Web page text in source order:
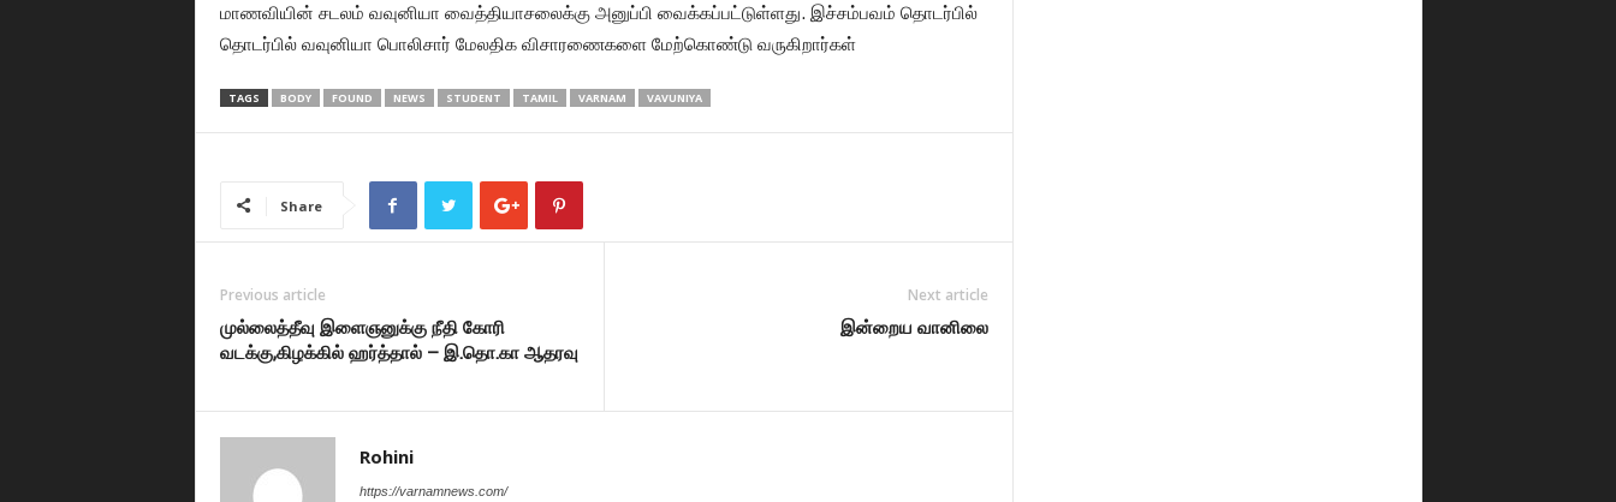
மாணவியின் சடலம் வவுனியா வைத்தியாசலைக்கு அனுப்பி வைக்கப்பட்டுள்ளது. இச்சம்பவம் தொடர்பில்
தொடர்பில் வவுனியா பொலிசார் மேலதிக விசாரணைகளை மேற்கொண்டு வருகிறார்கள்
TAGS BODY FOUND NEWS STUDENT TAMIL VARNAM VAVUNIYA
Share
Previous article
முல்லைத்தீவு இளைஞனுக்கு நீதி கோரி
வடக்கு,கிழக்கில் ஹர்த்தால் – இ.தொ.கா ஆதரவு
Next article
இன்றைய வானிலை
Rohini
https://varnamnews.com/